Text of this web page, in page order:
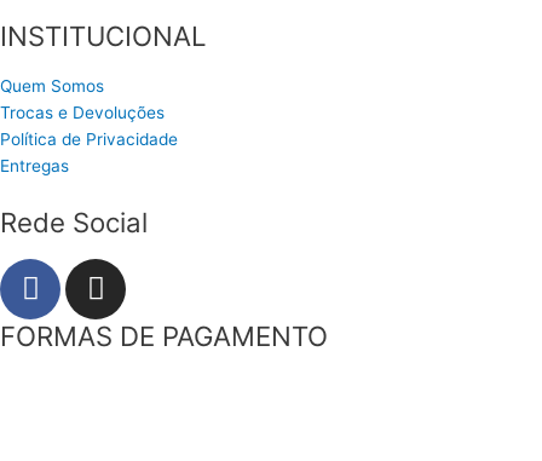
INSTITUCIONAL
Quem Somos
Trocas e Devoluções
Política de Privacidade
Entregas
Rede Social
F
a
c
I
n
s
FORMAS DE PAGAMENTO